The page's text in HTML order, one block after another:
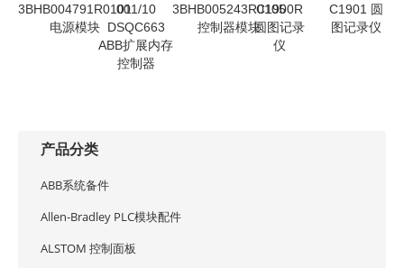
3BHB004791R0101
电源模块
001/10
DSQC663
ABB扩展内存
控制器
3BHB005243R0105
控制器模块
C1900R
圆图记录
仪
C1901 圆
图记录仪
产品分类
ABB系统备件
Allen-Bradley PLC模块配件
ALSTOM 控制面板